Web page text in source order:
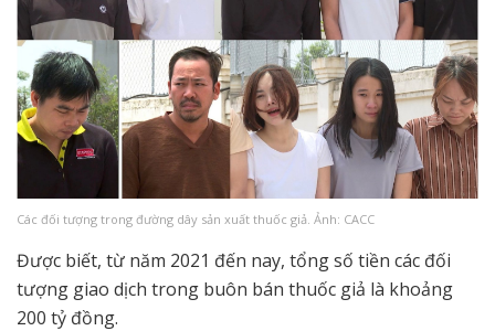
Các đối tượng trong đường dây sản xuất thuốc giả. Ảnh: CACC
Được biết, từ năm 2021 đến nay, tổng số tiền các đối
tượng giao dịch trong buôn bán thuốc giả là khoảng
200 tỷ đồng.